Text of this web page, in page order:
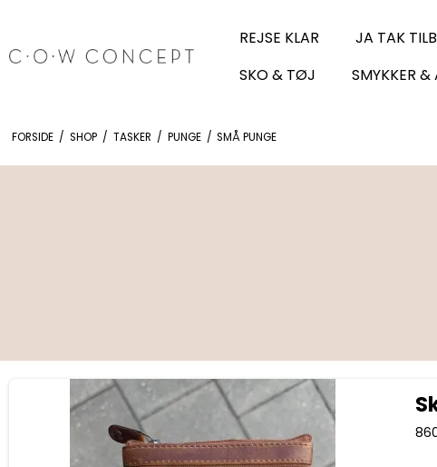
REJSE KLAR JA TAK
SKO & TØJ
SMYKKER &
FORSIDE / SHOP / TASKER / PUNGE / SMÅ PUNGE